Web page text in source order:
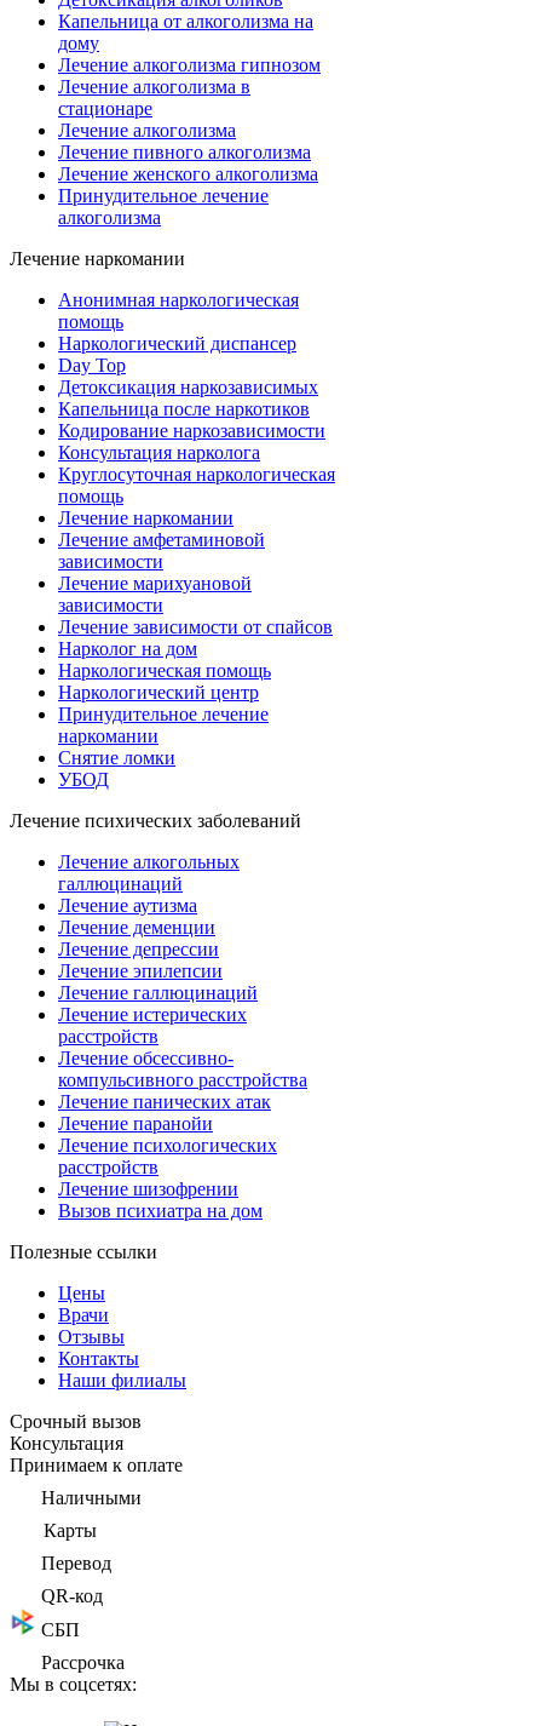
Капельница от алкоголизма на
дому
Лечение алкоголизма гипнозом
Лечение алкоголизма в
стационаре
Лечение алкоголизма
Лечение пивного алкоголизма
Лечение женского алкоголизма
Принудительное лечение
алкоголизма
Лечение наркомании
Анонимная наркологическая
помощь
Наркологический диспансер
Day Top
Детоксикация наркозависимых
Капельница после наркотиков
Кодирование наркозависимости
Консультация нарколога
Круглосуточная наркологическая
помощь
Лечение наркомании
Лечение амфетаминовой
зависимости
Лечение марихуановой
зависимости
Лечение зависимости от спайсов
Нарколог на дом
Наркологическая помощь
Наркологический центр
Принудительное лечение
наркомании
Снятие ломки
УБОД
Лечение психических заболеваний
Лечение алкогольных
галлюцинаций
Лечение аутизма
Лечение деменции
Лечение депрессии
Лечение эпилепсии
Лечение галлюцинаций
Лечение истерических
расстройств
Лечение обсессивно-
компульсивного расстройства
Лечение панических атак
Лечение паранойи
Лечение психологических
расстройств
Лечение шизофрении
Вызов психиатра на дом
Полезные ссылки
Цены
Врачи
Отзывы
Контакты
Наши филиалы
Срочный вызов
Консультация
Принимаем к оплате
Наличными
Карты
Перевод
QR-код
СБП
Рассрочка
Мы в соцсетях: